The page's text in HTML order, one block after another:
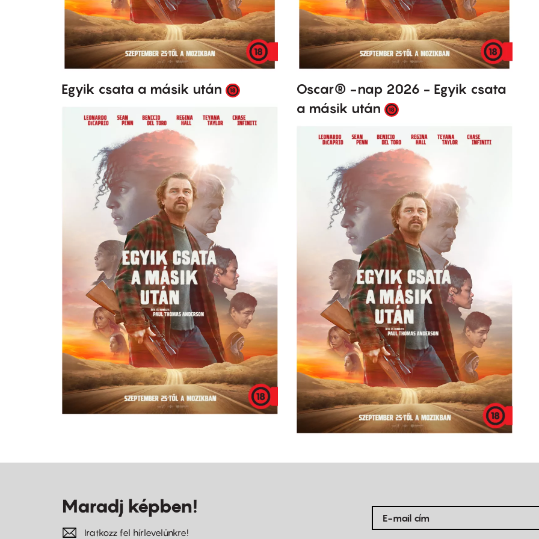
Egyik csata a másik után
Oscar® -nap 2026 - Egyik csata
a másik után
Maradj képben!
Iratkozz fel hírlevelünkre!